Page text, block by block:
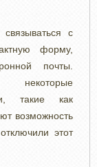
с
форму,
почты.
такие как
возможность
этот